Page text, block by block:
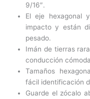
9/16″.
El eje hexagonal
impacto y están
pesado.
Imán de tierras
conducción
Tamaños
fácil identificación
Guarde el zócalo